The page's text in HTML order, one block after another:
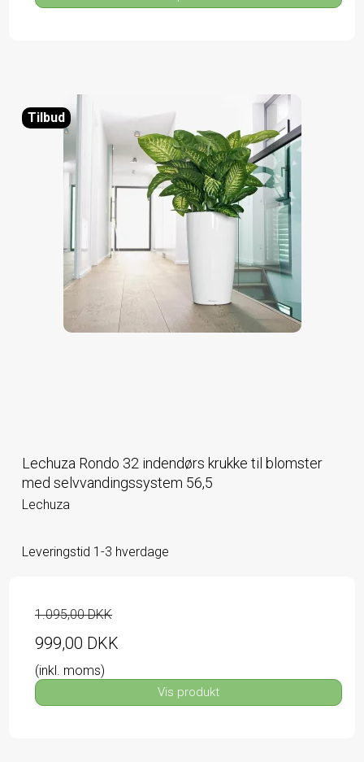
Tilbud
Lechuza Rondo 32 indendørs krukke til blomster
med selvvandingssystem 56,5
Lechuza
Leveringstid 1-3 hverdage
1.095,00 DKK
999,00 DKK
(inkl. moms)
Vis produkt